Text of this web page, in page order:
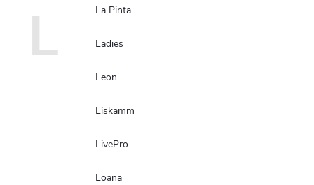
L La Pinta
Ladies
Leon
Liskamm
LivePro
Loana